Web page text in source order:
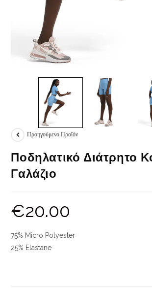
Προηγούμενο Προϊόν
Ποδηλατικό Διάτρητο
Γαλάζιο
€20.00
75% Micro Polyester
25% Elastane